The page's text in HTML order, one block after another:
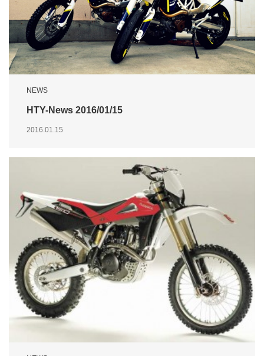
NEWS
HTY-News 2016/01/15
2016.01.15